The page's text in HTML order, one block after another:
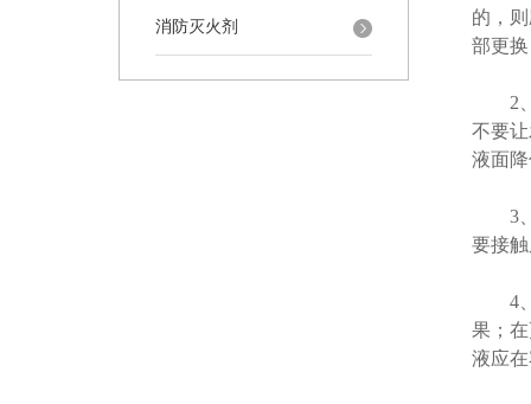
消防灭火剂
的，
部更
2、
不要
液面
3、
要接
4、
果；
液应